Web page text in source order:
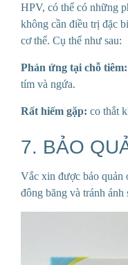
HPV, có thể có những
không cần điều trị đặc
cơ thể. Cụ thể như sau:
Phản ứng tại chỗ tiêm:
tím và ngứa.
Rất hiếm gặp: co thắt
7. BẢO
Vắc xin được bảo quản
đông băng và tránh ánh